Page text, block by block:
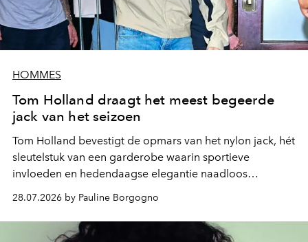
HOMMES
Tom Holland draagt het meest begeerde
jack van het seizoen
Tom Holland bevestigt de opmars van het nylon jack, hét
sleutelstuk van een garderobe waarin sportieve
invloeden en hedendaagse elegantie naadloos
samenkomen.
28.07.2026 by Pauline Borgogno